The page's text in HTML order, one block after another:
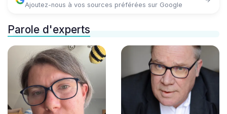
Ajoutez-nous à vos sources préférées sur Google
Parole d'experts